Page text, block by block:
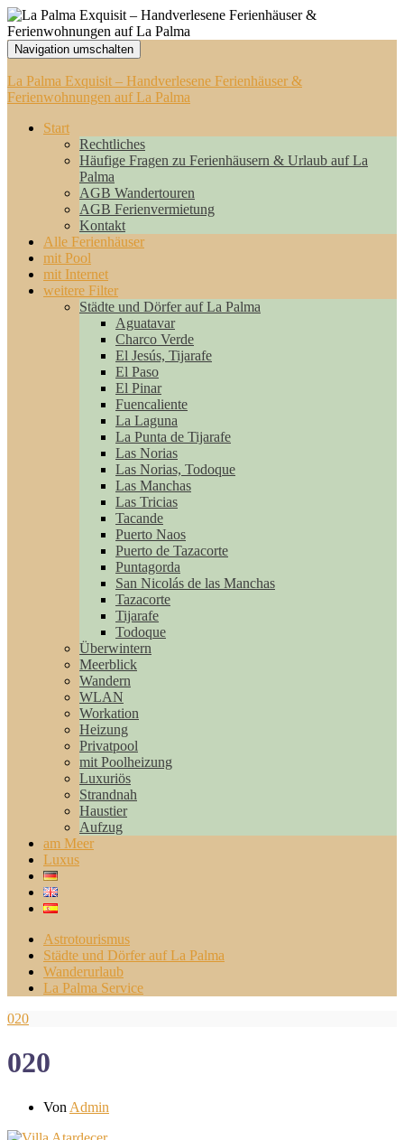
Navigation umschalten
La Palma Exquisit – Handverlesene Ferienhäuser &
Ferienwohnungen auf La Palma
Start
Rechtliches
Häufige Fragen zu Ferienhäusern & Urlaub auf La
Palma
AGB Wandertouren
AGB Ferienvermietung
Kontakt
Alle Ferienhäuser
mit Pool
mit Internet
weitere Filter
Städte und Dörfer auf La Palma
Aguatavar
Charco Verde
El Jesús, Tijarafe
El Paso
El Pinar
Fuencaliente
La Laguna
La Punta de Tijarafe
Las Norias
Las Norias, Todoque
Las Manchas
Las Tricias
Tacande
Puerto Naos
Puerto de Tazacorte
Puntagorda
San Nicolás de las Manchas
Tazacorte
Tijarafe
Todoque
Überwintern
Meerblick
Wandern
WLAN
Workation
Heizung
Privatpool
mit Poolheizung
Luxuriös
Strandnah
Haustier
Aufzug
am Meer
Luxus
Astrotourismus
Städte und Dörfer auf La Palma
Wanderurlaub
La Palma Service
020
020
Von Admin